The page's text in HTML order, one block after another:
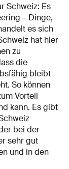
Schweiz: Es
– Dinge,
es sich
hat hier
zu
die
bleibt
So können
Vorteil
kann. Es gibt
bei der
sehr gut
und in den